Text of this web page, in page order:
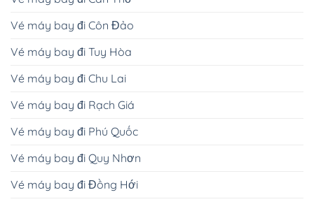
Vé máy bay đi Côn Đảo
Vé máy bay đi Tuy Hòa
Vé máy bay đi Chu Lai
Vé máy bay đi Rạch Giá
Vé máy bay đi Phú Quốc
Vé máy bay đi Quy Nhơn
Vé máy bay đi Đồng Hới